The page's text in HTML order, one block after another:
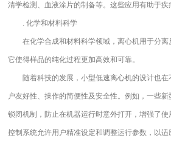
清学检测、血液涂片的制备等。这些应用有助于疾
. 化学和材料科学
在化学合成和材料科学领域，离心机用于分离
它使得样品的纯化过程更加高效和可靠。
随着科技的发展，小型低速离心机的设计也在
户友好性、操作的简便性及安全性。例如，一些
锁闭机制，防止在机器运行时意外打开，增强了
控制系统允许用户精准设定和调整运行参数，以适